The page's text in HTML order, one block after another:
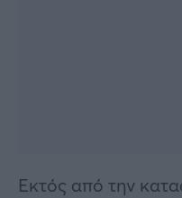
Εκτός από την